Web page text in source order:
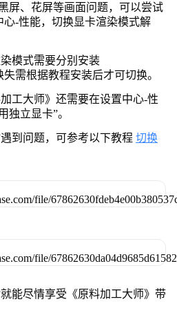
屏、花屏等画面问题，可以尝试
-性能，切换显卡渲染模式解
模式需要分别安装
需根据教程安装后才可切换。
工大师》还需要在设置中心-性
独立显卡”。
到问题，可参考以下教程 切换
能尽情享受《原料加工大师》带